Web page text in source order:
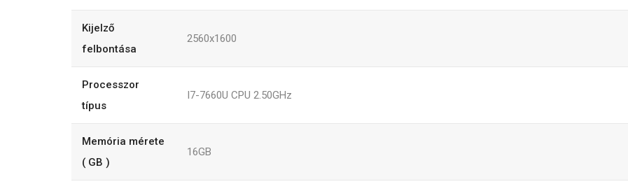
Kijelző
felbontása
2560x1600
Processzor
típus
I7-7660U CPU 2.50GHz
Memória mérete
( GB )
16GB